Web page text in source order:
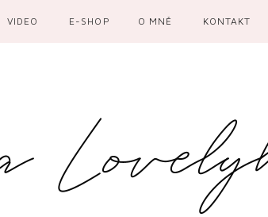
VIDEO E-SHOP O MNĚ KONTAKT